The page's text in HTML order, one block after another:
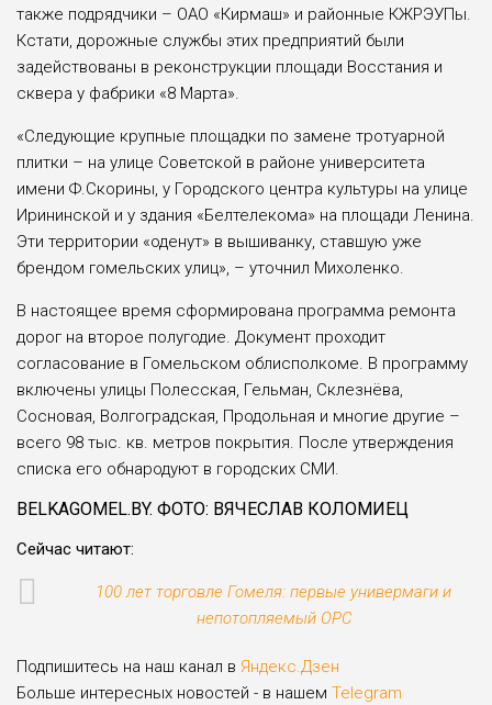
также подрядчики – ОАО «Кирмаш» и районные КЖРЭУПы.
Кстати, дорожные службы этих предприятий были
задействованы в реконструкции площади Восстания и
сквера у фабрики «8 Марта».
«Следующие крупные площадки по замене тротуарной
плитки – на улице Советской в районе университета
имени Ф.Скорины, у Городского центра культуры на улице
Ирининской и у здания «Белтелекома» на площади Ленина.
Эти территории «оденут» в вышиванку, ставшую уже
брендом гомельских улиц», – уточнил Михоленко.
В настоящее время сформирована программа ремонта
дорог на второе полугодие. Документ проходит
согласование в Гомельском облисполкоме. В программу
включены улицы Полесская, Гельман, Склезнёва,
Сосновая, Волгоградская, Продольная и многие другие –
всего 98 тыс. кв. метров покрытия. После утверждения
списка его обнародуют в городских СМИ.
BELKAGOMEL.BY. ФОТО: ВЯЧЕСЛАВ КОЛОМИЕЦ
Сейчас читают:
100 лет торговле Гомеля: первые универмаги и
непотопляемый ОРС
Подпишитесь на наш канал в Яндекс.Дзен
Больше интересных новостей - в нашем Telegram